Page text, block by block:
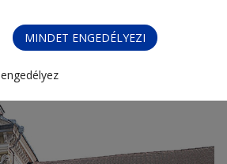
MINDET ENGEDÉLYEZI